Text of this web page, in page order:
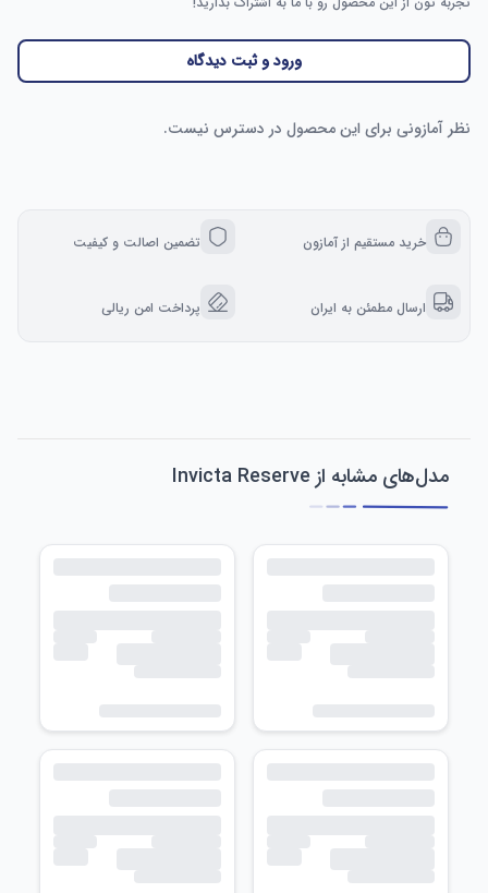
ورود و ثبت دیدگاه
نظر آمازونی برای این محصول در دسترس نیست.
خرید مستقیم از آمازون تضمین اصالت و کیفیت
ارسال مطمئن به ایران پرداخت امن ریالی
مدل‌های مشابه از Invicta Reserve